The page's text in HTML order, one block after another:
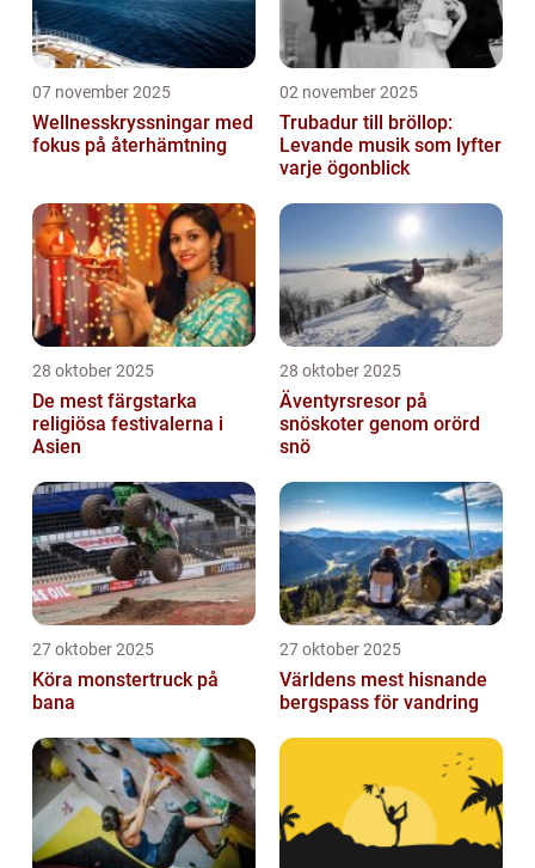
07 november 2025
Wellnesskryssningar med
fokus på återhämtning
02 november 2025
Trubadur till bröllop:
Levande musik som lyfter
varje ögonblick
28 oktober 2025
De mest färgstarka
religiösa festivalerna i
Asien
28 oktober 2025
Äventyrsresor på
snöskoter genom orörd
snö
27 oktober 2025
Köra monstertruck på
bana
27 oktober 2025
Världens mest hisnande
bergspass för vandring